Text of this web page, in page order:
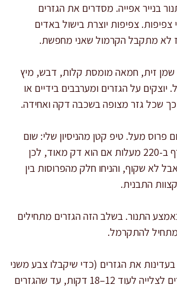
בנייר אפייה. מסדרים את הגזרים
צפיפות יוצרת בישול באדים
לא מתקבל הקרמול שאני מחפשת.
זית, חמאה מומסת קלות, דבש, מיץ
יוצקים על הגזרים ומערבבים בידיים או
שכל גזר מצופה בשכבה דקה ואחידה.
פרוס מעל. טיפ קטן מהניסיון שלי: שום
פרוס נוטה להישרף ב-220 מעלות אם הוא דק מאוד, לכן
לא שקוף, והניחו חלק מהפרוסות בין
התבנית.
דקות באמצע התנור. בשלב הזה הגזרים מתחילים
להתקרמל.
בעדינות את הגזרים (כדי שיקבלו צבע משני
הצדדים), ומחזירים לצלייה לעוד 12–18 דקות, עד שהגזרים